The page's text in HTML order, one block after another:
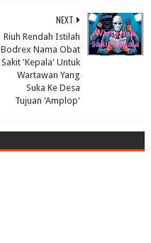
NEXT
Riuh Rendah Istilah
Bodrex Nama Obat
Sakit 'Kepala' Untuk
Wartawan Yang
Suka Ke Desa
Tujuan 'Amplop'